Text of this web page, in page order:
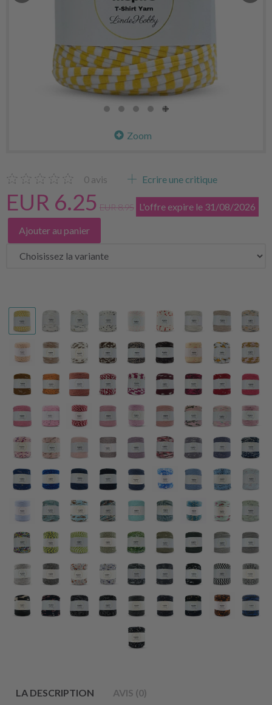
Zoom
0 avis Ecrire une critique
EUR 6.25 EUR 8.95 L'offre expire le 31/08/2026
Ajouter au panier
LA DESCRIPTION AVIS (0)